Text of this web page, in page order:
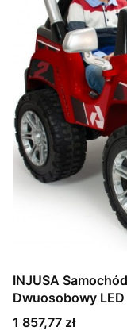
INJUSA
Dwuosobowy LED
Cena
1 857,77 zł